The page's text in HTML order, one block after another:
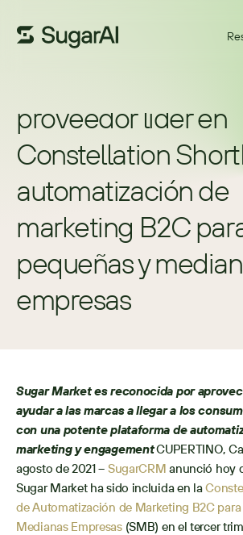
proveedor líder en
Constellation
automatización de
marketing B2C
pequeñas y
empresas
Sugar Market es reconocida por
ayudar a las marcas a llegar a los
con una potente plataforma de
marketing y engagementCUPERTINO,
agosto de 2021 – SugarCRM anunció hoy
Sugar Market ha sido incluida en la
de Automatización de Marketing B2C
Medianas Empresas (SMB) en el tercer